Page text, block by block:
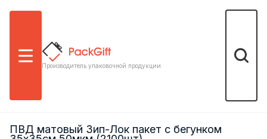
Меню
Производитель упаковочной продукции
Поиск
ПВД матовый Зип-Лок пакет с бегунком